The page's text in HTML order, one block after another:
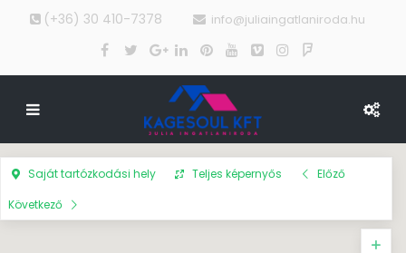
(+36) 30 410-7378 info@juliaingatlaniroda.hu
Saját tartózkodási hely Teljes képernyős
Előző
Következő